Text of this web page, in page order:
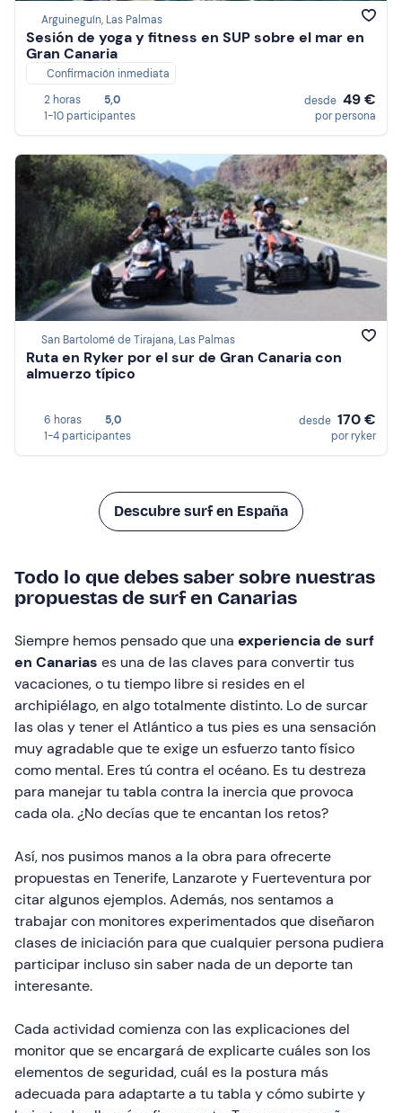
Arguineguín, Las Palmas
Sesión de yoga y fitness en SUP sobre el mar en
Gran Canaria
Confirmación inmediata
2 horas
5,0
1-10 participantes
desde 49 €
por persona
San Bartolomé de Tirajana, Las Palmas
Ruta en Ryker por el sur de Gran Canaria con
almuerzo típico
6 horas
5,0
1-4 participantes
desde 170 €
por ryker
Descubre surf en España
Todo lo que debes saber sobre nuestras
propuestas de surf en Canarias
Siempre hemos pensado que una experiencia de surf
en Canarias es una de las claves para convertir tus
vacaciones, o tu tiempo libre si resides en el
archipiélago, en algo totalmente distinto. Lo de surcar
las olas y tener el Atlántico a tus pies es una sensación
muy agradable que te exige un esfuerzo tanto físico
como mental. Eres tú contra el océano. Es tu destreza
para manejar tu tabla contra la inercia que provoca
cada ola. ¿No decías que te encantan los retos?
Así, nos pusimos manos a la obra para ofrecerte
propuestas en Tenerife, Lanzarote y Fuerteventura por
citar algunos ejemplos. Además, nos sentamos a
trabajar con monitores experimentados que diseñaron
clases de iniciación para que cualquier persona pudiera
participar incluso sin saber nada de un deporte tan
interesante.
Cada actividad comienza con las explicaciones del
monitor que se encargará de explicarte cuáles son los
elementos de seguridad, cuál es la postura más
adecuada para adaptarte a tu tabla y cómo subirte y